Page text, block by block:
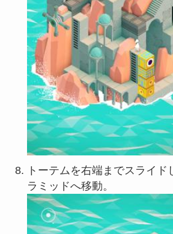
トーテムを右端までスライド
ラミッドへ移動。